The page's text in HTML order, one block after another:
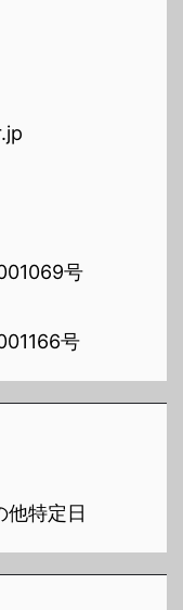
号
号
他特定日